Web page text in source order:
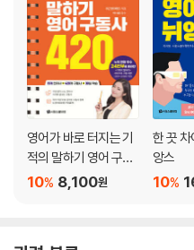
001. 소개 & 만남
002. 안부 인사
003. 신상
004. 성격
005. 외모
007. 버릇
008. 일상
009. 취미
영어가 바로 터지는 기
적의 말하기 영어 구동
사 4208,100원
10%
한 끗 차
앙스
10%